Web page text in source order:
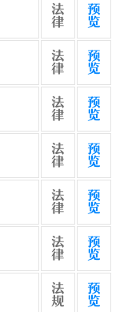
法
律
预
览
法
律
预
览
法
律
预
览
法
律
预
览
法
律
预
览
法
律
预
览
法
规
预
览